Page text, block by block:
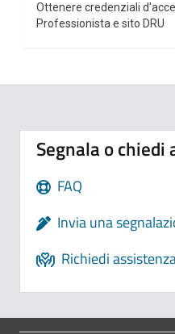
Ottenere credenziali
Professionista e sito DRU
Segnala o chiedi
FAQ
Invia una
Richiedi